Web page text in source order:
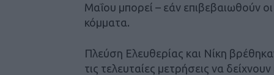
Μαΐου μπορεί – εάν επιβεβαιωθούν
κόμματα.
Πλεύση Ελευθερίας και Νίκη
τις τελευταίες μετρήσεις να